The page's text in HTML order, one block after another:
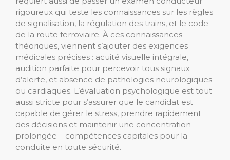
rigoureux qui teste les connaissances sur les règles
de signalisation, la régulation des trains, et le code
de la route ferroviaire. À ces connaissances
théoriques, viennent s’ajouter des exigences
médicales précises : acuité visuelle intégrale,
audition parfaite pour percevoir tous signaux
d’alerte, et absence de pathologies neurologiques
ou cardiaques. L’évaluation psychologique est tout
aussi stricte pour s’assurer que le candidat est
capable de gérer le stress, prendre rapidement
des décisions et maintenir une concentration
prolongée – compétences capitales pour la
conduite en toute sécurité.